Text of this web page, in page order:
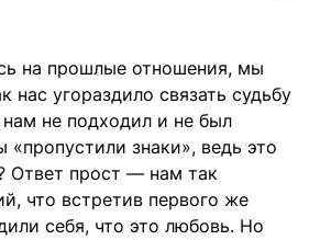
на прошлые отношения, мы
нас угораздило связать судьбу
не подходил и не был
знаки», ведь это
Ответ прост — нам так
что встретив первого же
себя, что это любовь. Но